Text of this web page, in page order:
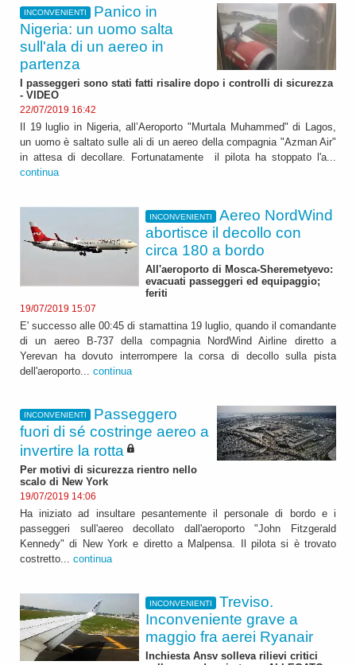
INCONVENIENTI
Panico in
Nigeria: un uomo salta
sull'ala di un aereo in
partenza
I passeggeri sono stati fatti risalire dopo i controlli di sicurezza
- VIDEO
22/07/2019 16:42
Il 19 luglio in Nigeria, all’Aeroporto "Murtala Muhammed" di Lagos,
un uomo è saltato sulle ali di un aereo della compagnia "Azman Air"
in attesa di decollare. Fortunatamente il pilota ha stoppato l'a...
continua
INCONVENIENTI
Aereo NordWind
abortisce il decollo con
circa 180 a bordo
All'aeroporto di Mosca-Sheremetyevo:
evacuati passeggeri ed equipaggio;
feriti
19/07/2019 15:07
E' successo alle 00:45 di stamattina 19 luglio, quando il comandante
di un aereo B-737 della compagnia NordWind Airline diretto a
Yerevan ha dovuto interrompere la corsa di decollo sulla pista
dell'aeroporto... continua
INCONVENIENTI
Passeggero
fuori di sé costringe aereo a
invertire la rotta
Per motivi di sicurezza rientro nello
scalo di New York
19/07/2019 14:06
Ha iniziato ad insultare pesantemente il personale di bordo e i
passeggeri sull'aereo decollato dall'aeroporto "John Fitzgerald
Kennedy" di New York e diretto a Malpensa. Il pilota si è trovato
costretto... continua
INCONVENIENTI
Treviso.
Inconveniente grave a
maggio fra aerei Ryanair
Inchiesta Ansv solleva rilievi critici